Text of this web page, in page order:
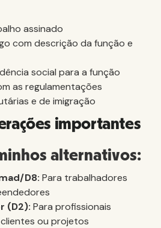
assinado
com descrição da função e
social para a função
as regulamentações
e de imigração
importantes
alternativos:
D8: Para trabalhadores
(D2): Para profissionais
ou projetos